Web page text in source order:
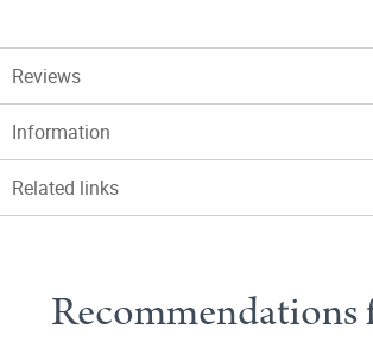
Reviews
Information
Related links
Recommendations